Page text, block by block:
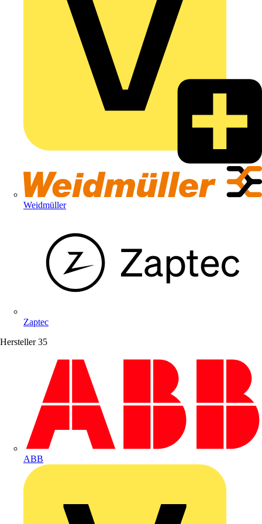
Weidmüller
Zaptec
Hersteller 35
ABB